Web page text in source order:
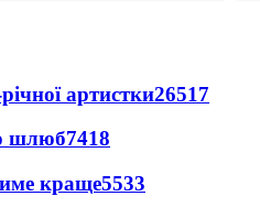
артистки26517
шлюб7418
краще5533